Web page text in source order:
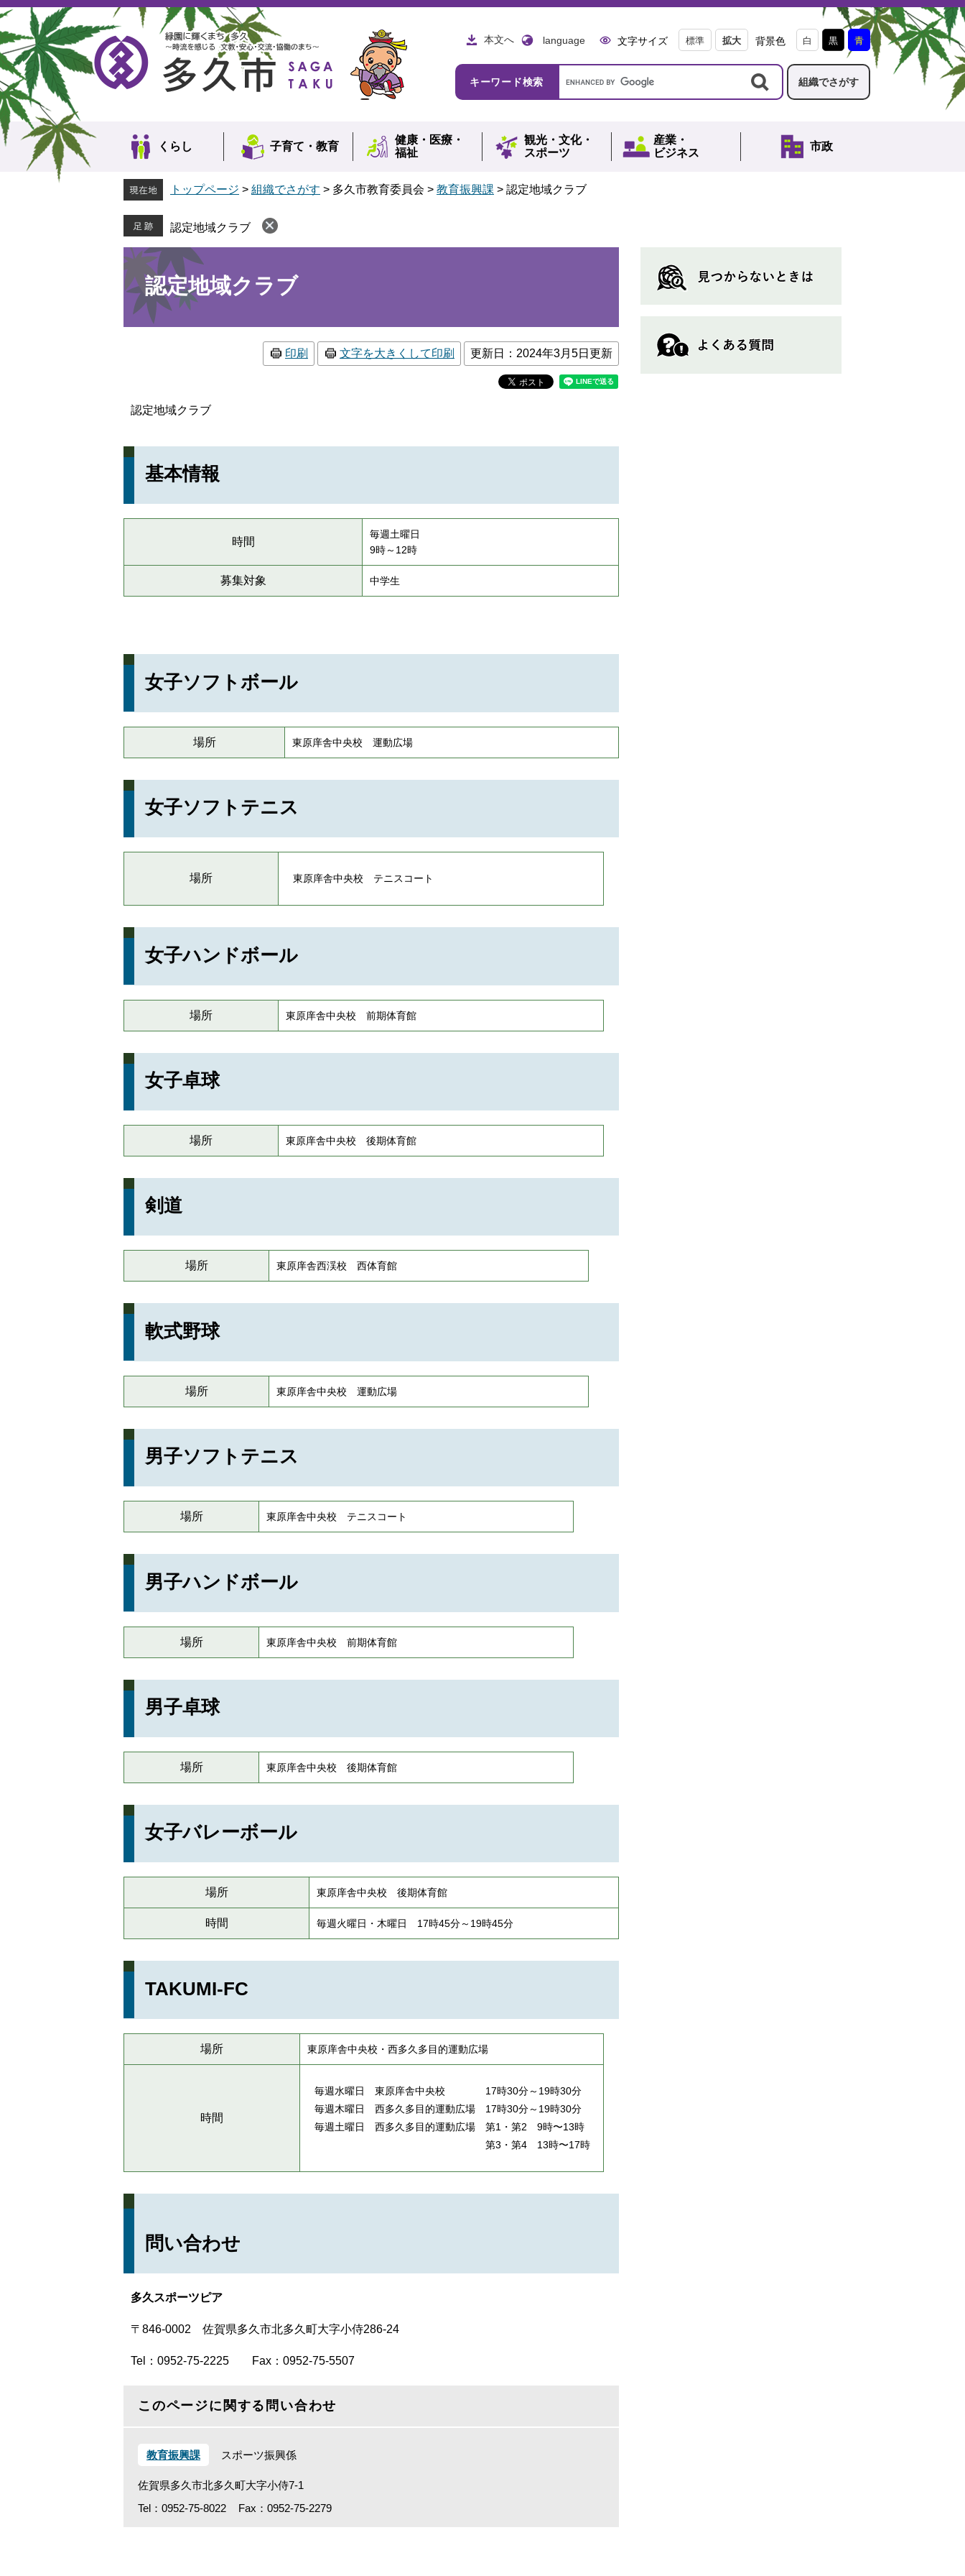
ペ
ー
ジ
の
先
頭
で
す。
メ
ニ
ュ
ー
を
飛
ば
し
て
本
本文へ language 文字サイズ 標準 拡大 背景色 白 黒 青
キーワード検索
カ
ス
検
索
組織でさがす
くらし 子育て・ 教育
健康・ 医療・
福祉
観光・ 文化・
スポーツ
産業・
ビジネス
市政
トップページ > 組織でさがす > 多久市教育委員会 > 教育振興課 > 認定地域クラブ
認定地域クラブ
本
文
認定地域クラブ
印刷 文字を大きくして印刷 更新日：2024年3月5日更新
認定地域クラブ
基本情報
時間
毎週土曜日
9時～12時
募集対象 中学生
女子ソフトボール
場所 東原庠舎中央校 運動広場
女子ソフトテニス
場所 東原庠舎中央校 テニスコート
女子ハンドボール
場所 東原庠舎中央校 前期体育館
女子卓球
場所 東原庠舎中央校 後期体育館
剣道
場所 東原庠舎西渓校 西体育館
軟式野球
場所 東原庠舎中央校 運動広場
男子ソフトテニス
場所 東原庠舎中央校 テニスコート
男子ハンドボール
場所 東原庠舎中央校 前期体育館
男子卓球
場所 東原庠舎中央校 後期体育館
女子バレーボール
場所 東原庠舎中央校 後期体育館
時間 毎週火曜日・木曜日 17時45分～19時45分
TAKUMI-FC
場所 東原庠舎中央校・西多久多目的運動広場
時間
毎週水曜日 東原庠舎中央校 17時30分～19時30分
毎週木曜日 西多久多目的運動広場 17時30分～19時30分
毎週土曜日 西多久多目的運動広場 第1・第2 9時〜13時
第3・第4 13時〜17時
問い合わせ
多久スポーツピア
〒846-0002 佐賀県多久市北多久町大字小侍286-24
Tel：0952-75-2225 Fax：0952-75-5507
このページに関する問い合わせ
教育振興課 スポーツ振興係
佐賀県多久市北多久町大字小侍7-1
Tel：0952-75-8022
Fax：0952-75-2279